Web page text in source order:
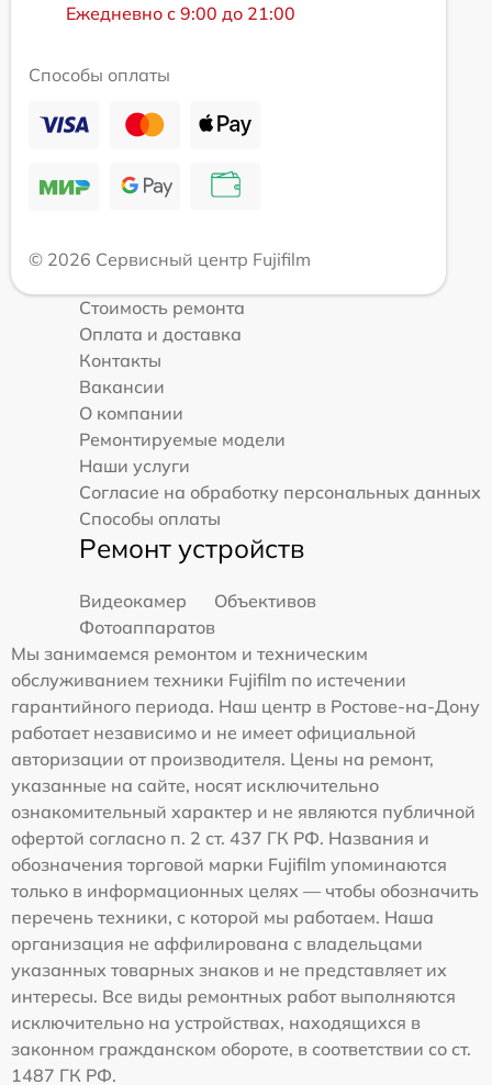
Ежедневно с 9:00 до 21:00
Способы оплаты
© 2026 Сервисный центр Fujifilm
Стоимость ремонта
Оплата и доставка
Контакты
Вакансии
О компании
Ремонтируемые модели
Наши услуги
Согласие на обработку персональных данных
Способы оплаты
Ремонт устройств
Видеокамер
Объективов
Фотоаппаратов
Мы занимаемся ремонтом и техническим
обслуживанием техники Fujifilm по истечении
гарантийного периода. Наш центр в Ростове-на-Дону
работает независимо и не имеет официальной
авторизации от производителя. Цены на ремонт,
указанные на сайте, носят исключительно
ознакомительный характер и не являются публичной
офертой согласно п. 2 ст. 437 ГК РФ. Названия и
обозначения торговой марки Fujifilm упоминаются
только в информационных целях — чтобы обозначить
перечень техники, с которой мы работаем. Наша
организация не аффилирована с владельцами
указанных товарных знаков и не представляет их
интересы. Все виды ремонтных работ выполняются
исключительно на устройствах, находящихся в
законном гражданском обороте, в соответствии со ст.
1487 ГК РФ.